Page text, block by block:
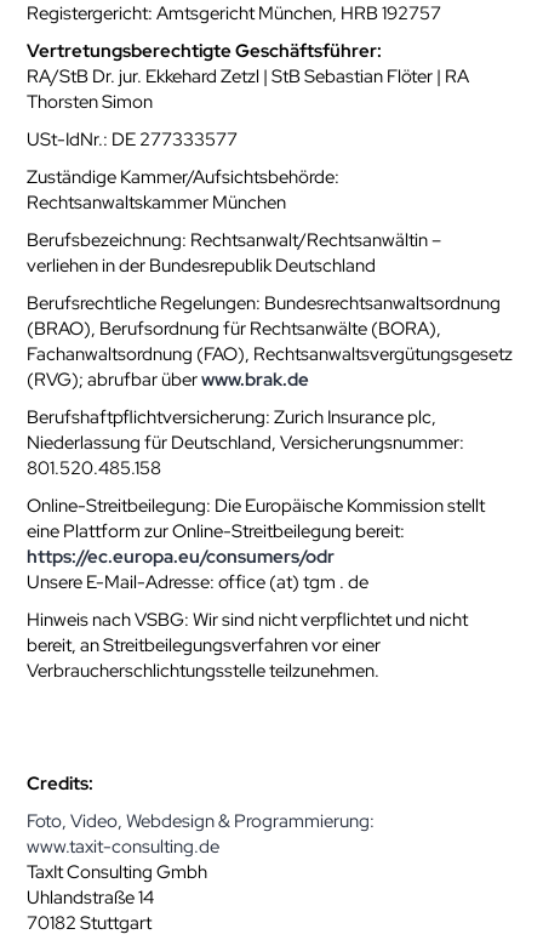
Registergericht: Amtsgericht München, HRB 192757
Vertretungsberechtigte Geschäftsführer:
RA/StB Dr. jur. Ekkehard Zetzl | StB Sebastian Flöter | RA
Thorsten Simon
USt-IdNr.: DE 277333577
Zuständige Kammer/Aufsichtsbehörde:
Rechtsanwaltskammer München
Berufsbezeichnung: Rechtsanwalt/Rechtsanwältin –
verliehen in der Bundesrepublik Deutschland
Berufsrechtliche Regelungen: Bundesrechtsanwaltsordnung
(BRAO), Berufsordnung für Rechtsanwälte (BORA),
Fachanwaltsordnung (FAO), Rechtsanwaltsvergütungsgesetz
(RVG); abrufbar überwww.brak.de
Berufshaftpflichtversicherung: Zurich Insurance plc,
Niederlassung für Deutschland, Versicherungsnummer:
801.520.485.158
Online-Streitbeilegung: Die Europäische Kommission stellt
eine Plattform zur Online-Streitbeilegung bereit:
https://ec.europa.eu/consumers/odr
Unsere E-Mail-Adresse: office (at) tgm . de
Hinweis nach VSBG: Wir sind nicht verpflichtet und nicht
bereit, an Streitbeilegungsverfahren vor einer
Verbraucherschlichtungsstelle teilzunehmen.
Credits:
Foto, Video, Webdesign & Programmierung:
www.taxit-consulting.de
TaxIt Consulting Gmbh
Uhlandstraße 14
70182 Stuttgart